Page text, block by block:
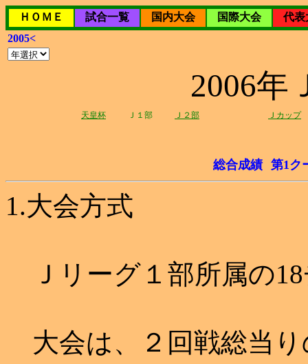
ＨＯＭＥ 試合一覧 国内大会 国際大会
代表
2005<
2006年
天皇杯 Ｊ１部 Ｊ２部 Ｊカップ
総合成績 第1ク
1.大会方式
Ｊリーグ１部所属の
大会は、２回戦総当